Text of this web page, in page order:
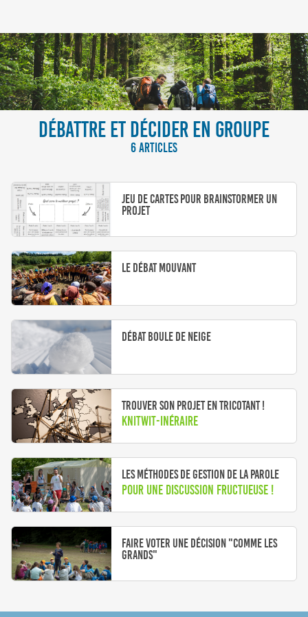
DÉBATTRE ET DÉCIDER EN GROUPE
6 ARTICLES
Jeu de cartes pour brainstormer un
projet
Le débat mouvant
Débat boule de neige
Trouver son projet en tricotant !
Knitwit-inéraire
Les méthodes de gestion de la parole
Pour une discussion fructueuse !
Faire voter une décision "comme les
grands"